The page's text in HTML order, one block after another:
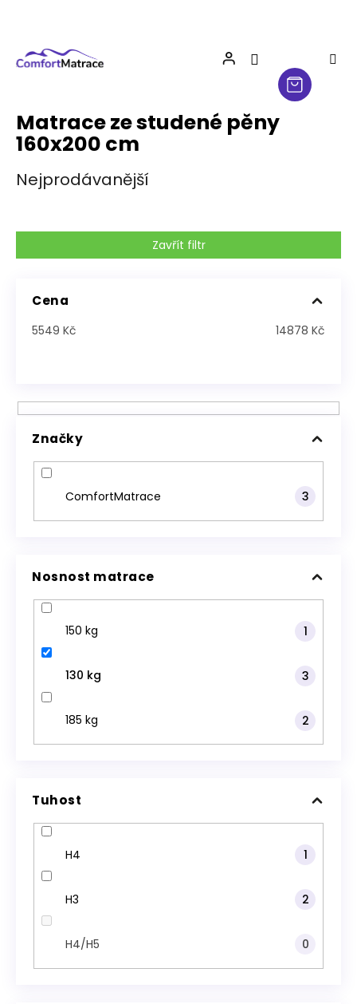
Matrace ze studené pěny
160x200 cm
Nejprodávanější
Zavřít filtr
Cena
5549 Kč 14878 Kč
Značky
ComfortMatrace 3
Nosnost matrace
150 kg 1
130 kg 3
185 kg 2
Tuhost
H4 1
H3 2
H4/H5 0